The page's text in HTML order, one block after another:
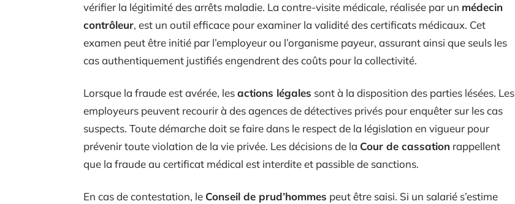
vérifier la légitimité des arrêts maladie. La contre-visite médicale, réalisée par un médecin
contrôleur, est un outil efficace pour examiner la validité des certificats médicaux. Cet
examen peut être initié par l’employeur ou l’organisme payeur, assurant ainsi que seuls les
cas authentiquement justifiés engendrent des coûts pour la collectivité.
Lorsque la fraude est avérée, lesactions légales sont à la disposition des parties lésées. Les
employeurs peuvent recourir à des agences de détectives privés pour enquêter sur les cas
suspects. Toute démarche doit se faire dans le respect de la législation en vigueur pour
prévenir toute violation de la vie privée. Les décisions de la Cour de cassation rappellent
que la fraude au certificat médical est interdite et passible de sanctions.
En cas de contestation, le Conseil de prud’hommes peut être saisi. Si un salarié s’estime